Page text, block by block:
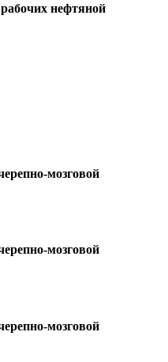
нефтяной
мозговой
мозговой
мозговой